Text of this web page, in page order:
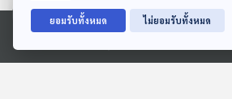
Ⓒ 2020 องค์การกระจายเสียงและแพร่ภาพสาธารณะแห่งประเทศไทย
ตอนที่เกี่ยวข้อง
ยอมรับทั้งหมด ไม่ยอมรับทั้งหมด